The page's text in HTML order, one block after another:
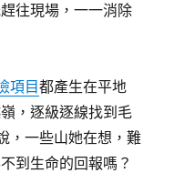
往現場，一一消除
項目都產生在平地
，逐級逐線找到毛
，一些山她在想，難
到生命的回報嗎？